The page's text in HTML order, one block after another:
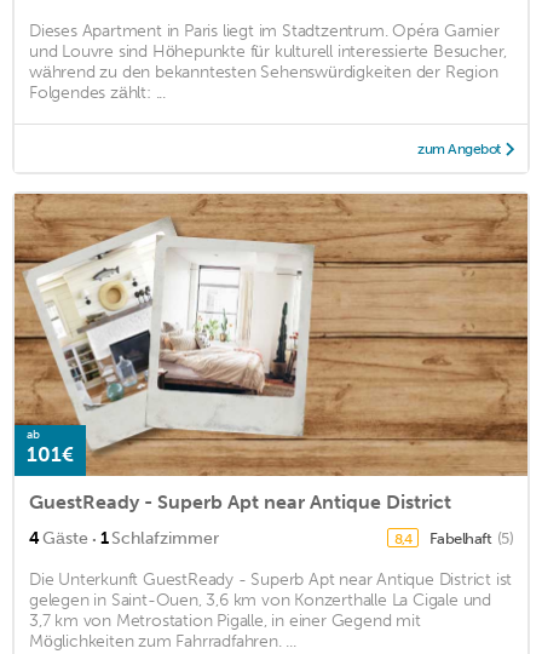
Dieses Apartment in Paris liegt im Stadtzentrum. Opéra Garnier
und Louvre sind Höhepunkte für kulturell interessierte Besucher,
während zu den bekanntesten Sehenswürdigkeiten der Region
Folgendes zählt: ...
zum Angebot
ab
101€
GuestReady - Superb Apt near Antique District
4Gäste · 1Schlafzimmer 8,4 Fabelhaft (5)
Die Unterkunft GuestReady - Superb Apt near Antique District ist
gelegen in Saint-Ouen, 3,6 km von Konzerthalle La Cigale und
3,7 km von Metrostation Pigalle, in einer Gegend mit
Möglichkeiten zum Fahrradfahren. ...